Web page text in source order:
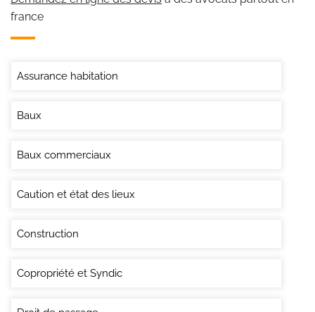
france
Assurance habitation
Baux
Baux commerciaux
Caution et état des lieux
Construction
Copropriété et Syndic